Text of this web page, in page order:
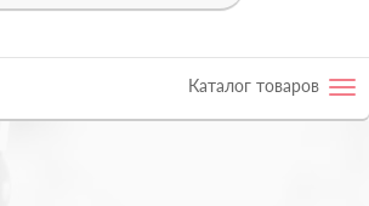
Каталог товаров